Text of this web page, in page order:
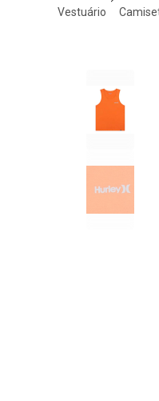
vestuário